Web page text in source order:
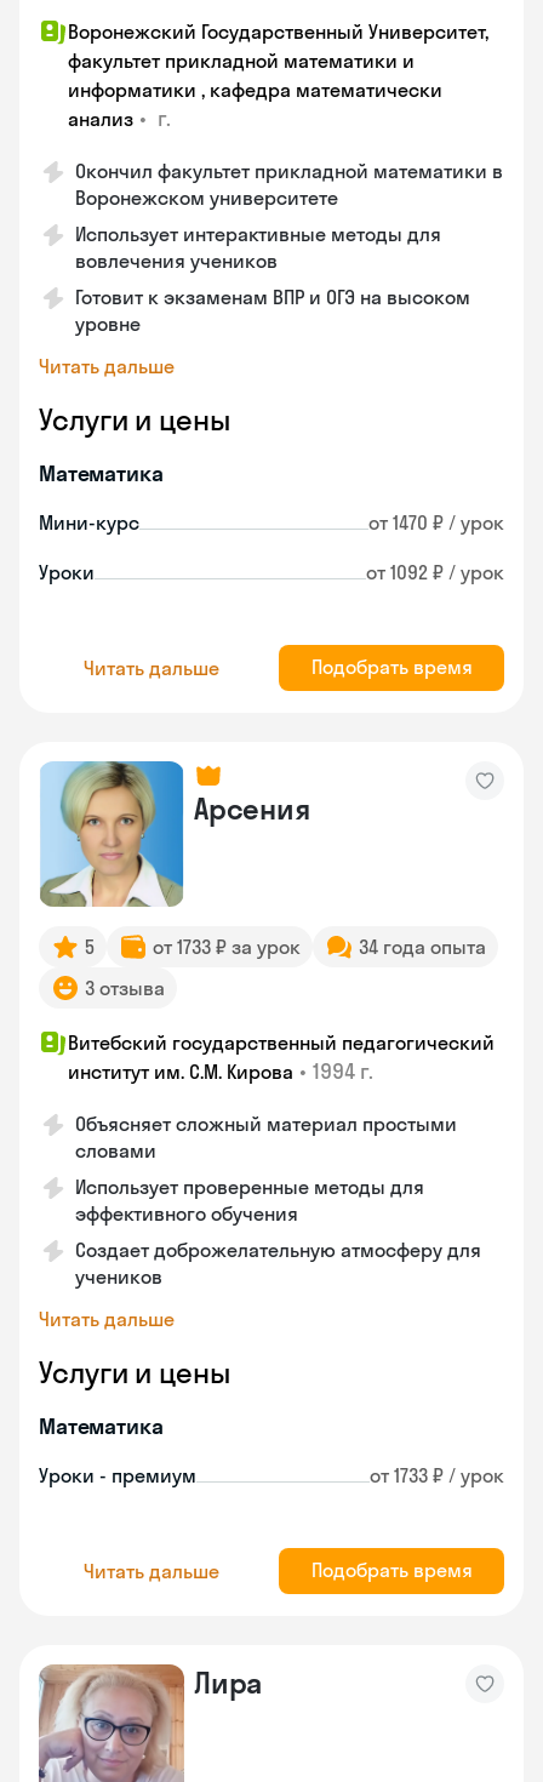
Воронежский Государственный Университет,
факультет прикладной математики и
информатики , кафедра математически
анализ • г.
Окончил факультет прикладной математики в
Воронежском университете
Использует интерактивные методы для
вовлечения учеников
Готовит к экзаменам ВПР и ОГЭ на высоком
уровне
Читать дальше
Услуги и цены
Математика
Мини-курс от 1470 ₽ / урок
Уроки от 1092 ₽ / урок
Читать дальше Подобрать время
Арсения
5 от 1733 ₽ за урок
34 года опыта
3 отзыва
Витебский государственный педагогический
институт им. С.М. Кирова • 1994 г.
Объясняет сложный материал простыми
словами
Использует проверенные методы для
эффективного обучения
Создает доброжелательную атмосферу для
учеников
Читать дальше
Услуги и цены
Математика
Уроки - премиум от 1733 ₽ / урок
Читать дальше Подобрать время
Лира